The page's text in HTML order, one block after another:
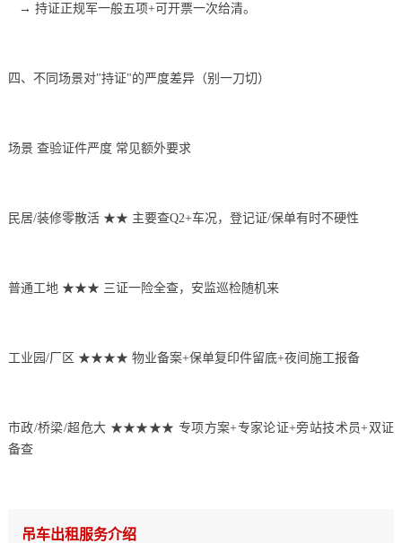
→ 持证正规军一般五项+可开票一次给清。
四、不同场景对"持证"的严度差异（别一刀切）
场景 查验证件严度 常见额外要求
民居/装修零散活 ★★ 主要查Q2+车况，登记证/保单有时不硬性
普通工地 ★★★ 三证一险全查，安监巡检随机来
工业园/厂区 ★★★★ 物业备案+保单复印件留底+夜间施工报备
市政/桥梁/超危大 ★★★★★ 专项方案+专家论证+旁站技术员+双证
备查
吊车出租服务介绍